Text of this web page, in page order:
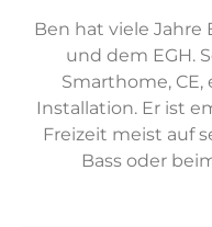
Ben hat viele
und dem EGH.
Smarthome,
Installation. Er ist
Freizeit meist auf
Bass oder